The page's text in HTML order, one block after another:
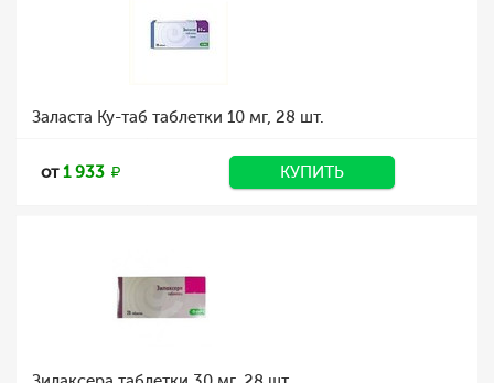
Заласта Ку-таб таблетки 10 мг, 28 шт.
от1 933 КУПИТЬ